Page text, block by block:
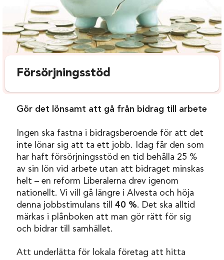
Försörjningsstöd
Gör det lönsamt att gå från bidrag till arbete
Ingen ska fastna i bidragsberoende för att det
inte lönar sig att ta ett jobb. Idag får den som
har haft försörjningsstöd en tid behålla 25 %
av sin lön vid arbete utan att bidraget minskas
helt – en reform Liberalerna drev igenom
nationellt. Vi vill gå längre i Alvesta och höja
denna jobbstimulans till40 %. Det ska alltid
märkas i plånboken att man gör rätt för sig
och bidrar till samhället.
Att underlätta för lokala företag att hitta